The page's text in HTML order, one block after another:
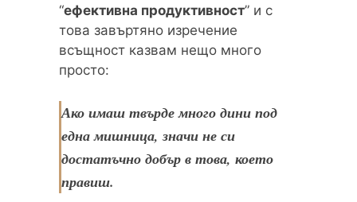
“ефективна продуктивност” и с
това завъртяно изречение
всъщност казвам нещо много
просто:
Ако имаш твърде много дини под
една мишница, значи не си
достатъчно добър в това, което
правиш.